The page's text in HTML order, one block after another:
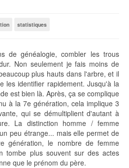
statistiques
de généalogie, combler les trous
Non seulement je fais moins de
plus hauts dans l'arbre, et il
les identifier rapidement. Jusqu'à la
est bien là. Après, ça se complique
à la 7e génération, cela implique 3
qui se démultiplient d'autant à
La distinction homme / femme
peu étrange... mais elle permet de
génération, le nombre de femme
tombe plus souvent sur des actes
que le prénom du père.